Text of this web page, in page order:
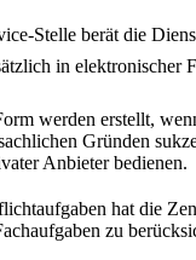
Stelle berät die
in
werden erstellt,
Gründen
Anbieter bedienen.
hat die
zu